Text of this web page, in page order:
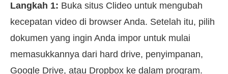
Langkah 1: Buka situs Clideo untuk mengubah
kecepatan video di browser Anda. Setelah itu, pilih
dokumen yang ingin Anda impor untuk mulai
memasukkannya dari hard drive, penyimpanan,
Google Drive, atau Dropbox ke dalam program.